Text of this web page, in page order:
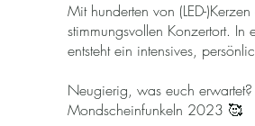
Mit hunderten von (LED-
stimmungsvollen Konzertort.
entsteht ein intensives,
Neugierig, was euch erwartet?
Mondscheinfunkeln 2023 🥰